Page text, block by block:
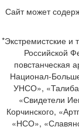
Сайт может
*Экстремистские и
Российской
повстанческая
Национал-
УНСО»,
«Свидетели
Корчинского,
«НСО»,